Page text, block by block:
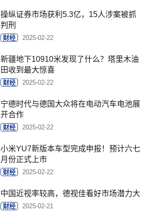
操纵证券市场获利5.3亿，15人涉案被抓
判刑
财经 2025-02-22
新疆地下10910米发现了什么？塔里木油
田收到最大惊喜
财经 2025-02-22
宁德时代与德国大众将在电动汽车电池展
开合作
财经 2025-02-22
小米YU7新版本车型完成申报！预计六七
月份正式上市
财经 2025-02-22
中国近视率较高，德视佳看好市场潜力大
财经 2025-02-21